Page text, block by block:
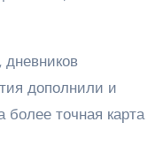
дополнили и
точная карта